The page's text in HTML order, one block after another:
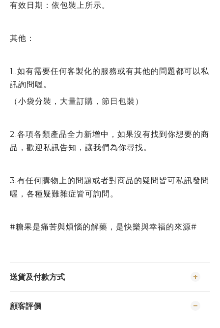
有效日期 ：依包裝上所示。
其他：
1..如有需要任何客製化的服務或有其他的問題都可以私
訊詢問喔。
（小袋分裝，大量訂購，節日包裝）
2.各項各類產品全力新增中，如果沒有找到你想要的商
品，歡迎私訊告知，讓我們為你尋找。
3.有任何購物上的問題或者對商品的疑問皆可私訊發問
喔，各種疑難雜症皆可詢問。
#糖果是痛苦與煩惱的解藥，是快樂與幸福的來源#
送貨及付款方式
顧客評價